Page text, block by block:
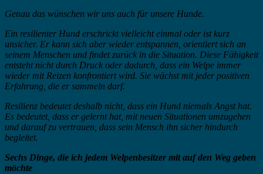
Genau das wünschen wir uns auch für unsere Hunde.
Ein resilienter Hund erschrickt vielleicht einmal oder ist kurz
unsicher. Er kann sich aber wieder entspannen, orientiert sich an
seinem Menschen und findet zurück in die Situation. Diese Fähigkeit
entsteht nicht durch Druck oder dadurch, dass ein Welpe immer
wieder mit Reizen konfrontiert wird. Sie wächst mit jeder positiven
Erfahrung, die er sammeln darf.
Resilienz bedeutet deshalb nicht, dass ein Hund niemals Angst hat.
Es bedeutet, dass er gelernt hat, mit neuen Situationen umzugehen
und darauf zu vertrauen, dass sein Mensch ihn sicher hindurch
begleitet.
Sechs Dinge, die ich jedem Welpenbesitzer mit auf den Weg geben
möchte